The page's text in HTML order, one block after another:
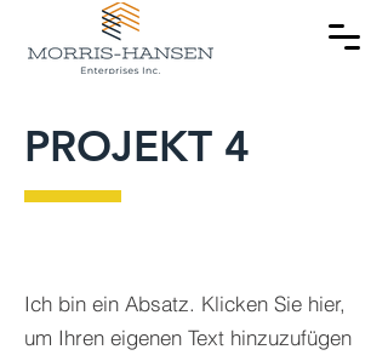
PROJEKT 4
Ich bin ein Absatz. Klicken Sie hier,
um Ihren eigenen Text hinzuzufügen